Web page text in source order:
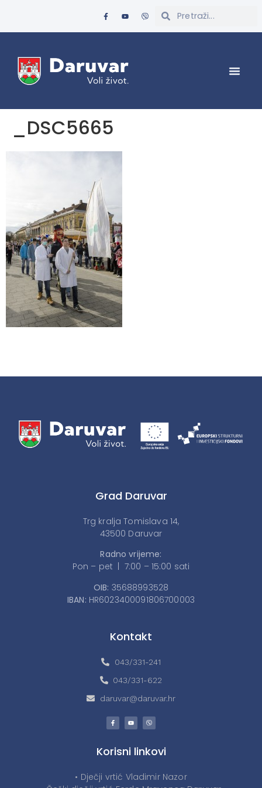
_DSC5665
Grad Daruvar
Trg kralja Tomislava 14,
43500 Daruvar
Radno vrijeme:
Pon – pet | 7:00 – 15:00 sati
OIB: 35688993528
IBAN: HR6023400091806700003
Kontakt
043/331-241
043/331-622
daruvar@daruvar.hr
Korisni linkovi
• Dječji vrtić Vladimir Nazor